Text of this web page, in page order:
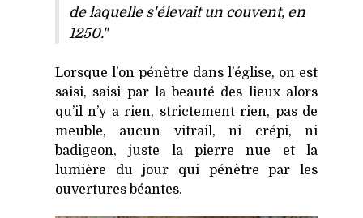
de laquelle s'élevait un couvent, en
1250."
Lorsque l’on pénètre dans l’église, on est
saisi, saisi par la beauté des lieux alors
qu’il n’y a rien, strictement rien, pas de
meuble, aucun vitrail, ni crépi, ni
badigeon, juste la pierre nue et la
lumière du jour qui pénètre par les
ouvertures béantes.